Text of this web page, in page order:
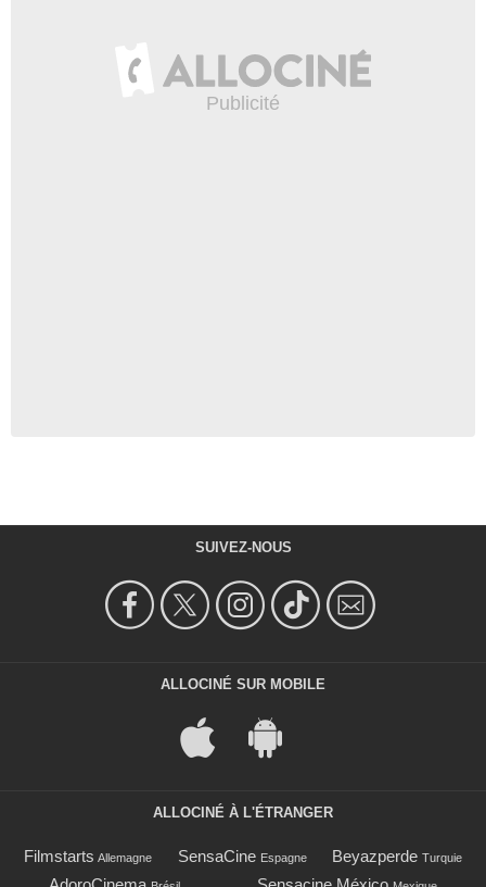
SUIVEZ-NOUS
ALLOCINÉ SUR MOBILE
ALLOCINÉ À L'ÉTRANGER
Filmstarts Allemagne SensaCine Espagne Beyazperde Turquie